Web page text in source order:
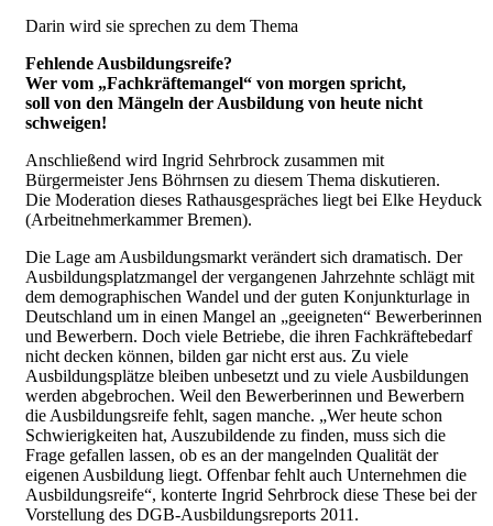
Darin wird sie sprechen zu dem Thema
Fehlende Ausbildungsreife?
Wer vom „Fachkräftemangel“ von morgen spricht,
soll von den Mängeln der Ausbildung von heute nicht
schweigen!
Anschließend wird Ingrid Sehrbrock zusammen mit
Bürgermeister Jens Böhrnsen zu diesem Thema diskutieren.
Die Moderation dieses Rathausgespräches liegt bei Elke Heyduck
(Arbeitnehmerkammer Bremen).
Die Lage am Ausbildungsmarkt verändert sich dramatisch. Der
Ausbildungsplatzmangel der vergangenen Jahrzehnte schlägt mit
dem demographischen Wandel und der guten Konjunkturlage in
Deutschland um in einen Mangel an „geeigneten“ Bewerberinnen
und Bewerbern. Doch viele Betriebe, die ihren Fachkräftebedarf
nicht decken können, bilden gar nicht erst aus. Zu viele
Ausbildungsplätze bleiben unbesetzt und zu viele Ausbildungen
werden abgebrochen. Weil den Bewerberinnen und Bewerbern
die Ausbildungsreife fehlt, sagen manche. „Wer heute schon
Schwierigkeiten hat, Auszubildende zu finden, muss sich die
Frage gefallen lassen, ob es an der mangelnden Qualität der
eigenen Ausbildung liegt. Offenbar fehlt auch Unternehmen die
Ausbildungsreife“, konterte Ingrid Sehrbrock diese These bei der
Vorstellung des DGB-Ausbildungsreports 2011.